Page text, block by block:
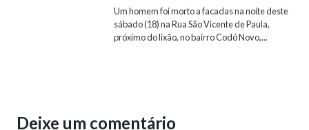
Um homem foi morto a facadas na noite deste
sábado (18) na Rua São Vicente de Paula,
próximo do lixão, no bairro Codó Novo,...
Deixe um comentário